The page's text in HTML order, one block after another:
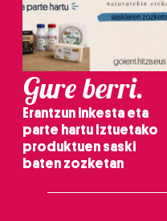
Gure berri.
Erantzun inkesta eta
parte hartu Iztuetako
produktuen saski
baten zozketan